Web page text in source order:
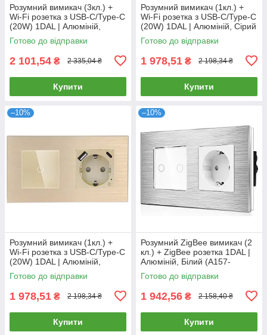
Розумний вимикач (3кл.) +
Wi-Fi розетка з USB-C/Type-C
(20W) 1DAL | Алюміній,
Золото (A157-GSW3G.WF-
STUTC.WF.GD)
Готово до відправки
2 101,54 ₴ 2 335,04 ₴
Купити
Розумний вимикач (1кл.) +
Wi-Fi розетка з USB-C/Type-C
(20W) 1DAL | Алюміній, Сірий
(A157-GSW1G.WF-
STUTC.WF.GR)
Готово до відправки
1 978,51 ₴ 2 198,34 ₴
Купити
–10%
Розумний вимикач (1кл.) +
Wi-Fi розетка з USB-C/Type-C
(20W) 1DAL | Алюміній,
Золото (A157-GSW1G.WF-
STUTC.WF.GD)
Готово до відправки
1 978,51 ₴ 2 198,34 ₴
Купити
–10%
Розумний ZigBee вимикач (2
кл.) + ZigBee розетка 1DAL |
Алюміній, Білий (A157-
GSW2G.ZB-ST.ZB.WT)
Готово до відправки
1 942,56 ₴ 2 158,40 ₴
Купити